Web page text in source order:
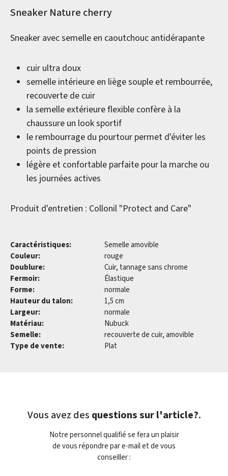
Informations sur le produit
Sneaker Nature cherry
Sneaker avec semelle en caoutchouc antidérapante
cuir ultra doux
semelle intérieure en liège souple et rembourrée,
recouverte de cuir
la semelle extérieure flexible confère à la
chaussure un look sportif
le rembourrage du pourtour permet d'éviter les
points de pression
légère et confortable parfaite pour la marche ou
les journées actives
Produit d'entretien : Collonil "Protect and Care"
Caractéristiques:
Semelle amovible
Couleur:
rouge
Doublure:
Cuir, tannage sans chrome
Fermoir:
Élastique
Forme:
normale
Hauteur du talon:
1,5 cm
Largeur:
normale
Matériau:
Nubuck
Semelle:
recouverte de cuir, amovible
Type de vente:
Plat
Vous avez des questions sur l'article?.
Notre personnel qualifié se fera un plaisir
de vous répondre par e-mail et de vous
conseiller :